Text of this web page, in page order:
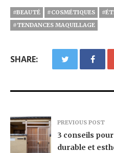
#BEAUTÉ #COSMÉTIQUES
#TENDANCES MAQUILLAGE
SHARE:
PREVIOUS POST
3 conseils
durable et